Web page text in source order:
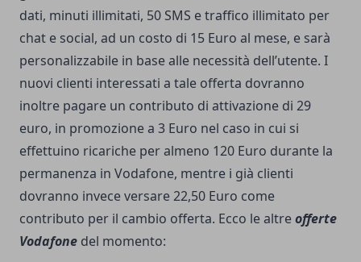
dati, minuti illimitati, 50 SMS e traffico illimitato per
chat e social, ad un costo di 15 Euro al mese, e sarà
personalizzabile in base alle necessità dell’utente. I
nuovi clienti interessati a tale offerta dovranno
inoltre pagare un contributo di attivazione di 29
euro, in promozione a 3 Euro nel caso in cui si
effettuino ricariche per almeno 120 Euro durante la
permanenza in Vodafone, mentre i già clienti
dovranno invece versare 22,50 Euro come
contributo per il cambio offerta. Ecco le altreofferte
Vodafone del momento: